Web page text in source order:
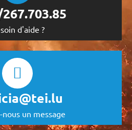
d'aide ?
nous un message